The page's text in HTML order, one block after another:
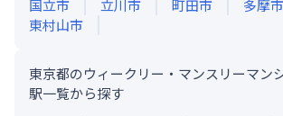
国立市
立川市 町田市 多摩市
東村山市
東京都のウィークリー・マンスリーマン
駅一覧から探す